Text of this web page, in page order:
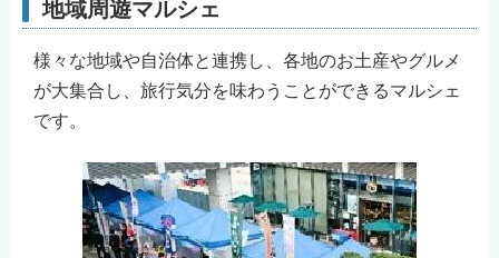
地域周遊マルシェ
様々な地域や自治体と連携し、各地のお土産やグルメ
が大集合し、旅行気分を味わうことができるマルシェ
です。